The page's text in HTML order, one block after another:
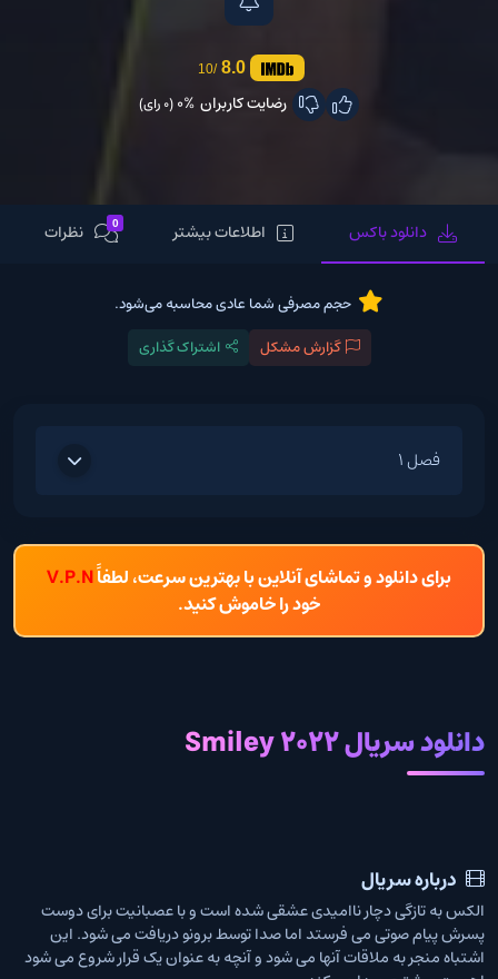
8.0
/10
رضایت کاربران 0%(0 رای)
دانلود باکس اطلاعات بیشتر 0 نظرات
حجم مصرفی شما عادی محاسبه می‌شود.
گزارش مشکل
اشتراک گذاری
فصل 1
برای دانلود و تماشای آنلاین با بهترین سرعت، لطفاًV.P.N
خود را خاموش کنید.
دانلود سریال Smiley 2022
درباره سریال
الکس به تازگی دچار ناامیدی عشقی شده است و با عصبانیت برای دوست
پسرش پیام صوتی می فرستد اما صدا توسط برونو دریافت می شود. این
اشتباه منجر به ملاقات آنها می شود و آنچه به عنوان یک قرار شروع می شود